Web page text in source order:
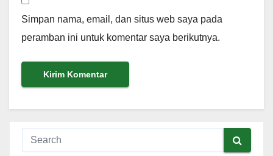
Simpan nama, email, dan situs web saya pada
peramban ini untuk komentar saya berikutnya.